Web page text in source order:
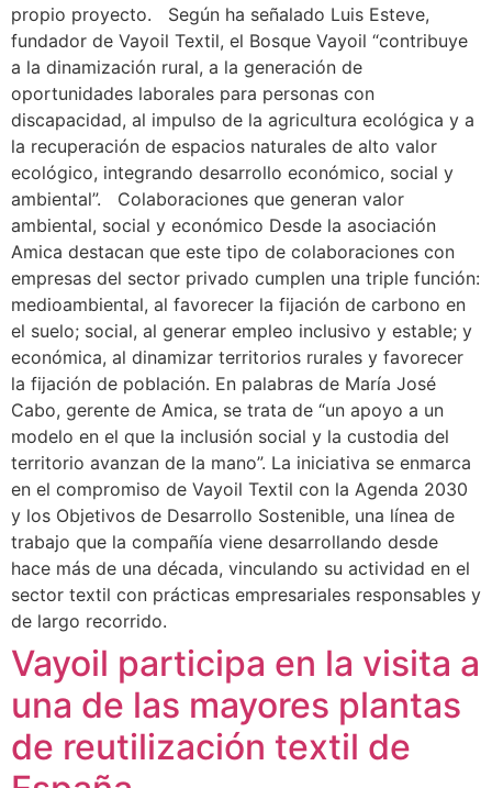
propio proyecto. Según ha señalado Luis Esteve,
fundador de Vayoil Textil, el Bosque Vayoil “contribuye
a la dinamización rural, a la generación de
oportunidades laborales para personas con
discapacidad, al impulso de la agricultura ecológica y a
la recuperación de espacios naturales de alto valor
ecológico, integrando desarrollo económico, social y
ambiental”. Colaboraciones que generan valor
ambiental, social y económico Desde la asociación
Amica destacan que este tipo de colaboraciones con
empresas del sector privado cumplen una triple función:
medioambiental, al favorecer la fijación de carbono en
el suelo; social, al generar empleo inclusivo y estable; y
económica, al dinamizar territorios rurales y favorecer
la fijación de población. En palabras de María José
Cabo, gerente de Amica, se trata de “un apoyo a un
modelo en el que la inclusión social y la custodia del
territorio avanzan de la mano”. La iniciativa se enmarca
en el compromiso de Vayoil Textil con la Agenda 2030
y los Objetivos de Desarrollo Sostenible, una línea de
trabajo que la compañía viene desarrollando desde
hace más de una década, vinculando su actividad en el
sector textil con prácticas empresariales responsables y
de largo recorrido.
Vayoil participa en la visita a
una de las mayores plantas
de reutilización textil de